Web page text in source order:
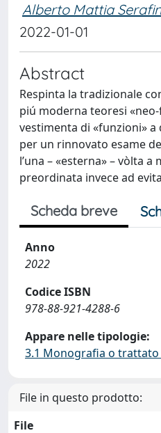
Alberto Mattia
2022-01-01
Abstract
Respinta la tradizionale
piú moderna teoresi
vestimenta di «funzioni» a
per un rinnovato esame
l’una – «esterna» – vòlta
preordinata invece ad
Scheda breve
Anno
2022
Codice ISBN
978-88-921-4288-6
Appare nelle tipologie:
3.1 Monografia o
File in questo prodotto:
File